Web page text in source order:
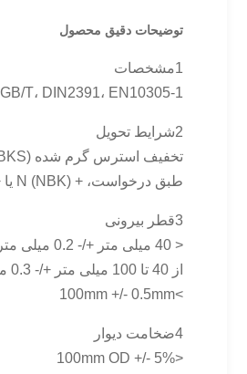
توضیحات دقیق محصول
1مشخصات
GB/T، DIN2391، EN10305-1
2شرایط تحویل
تخفیف استرس گرم شده a (+SR، BKS)
طبق درخواست، + N (NBK) یا + C (BK) در دسترس است.
3قطر بیرونی
< 40 میلی متر +/- 0.2 میلی متر
از 40 تا 100 میلی متر +/- 0.3 میلی متر
>100mm +/- 0.5mm
4ضخامت دیوار
<100mm OD +/- 5%